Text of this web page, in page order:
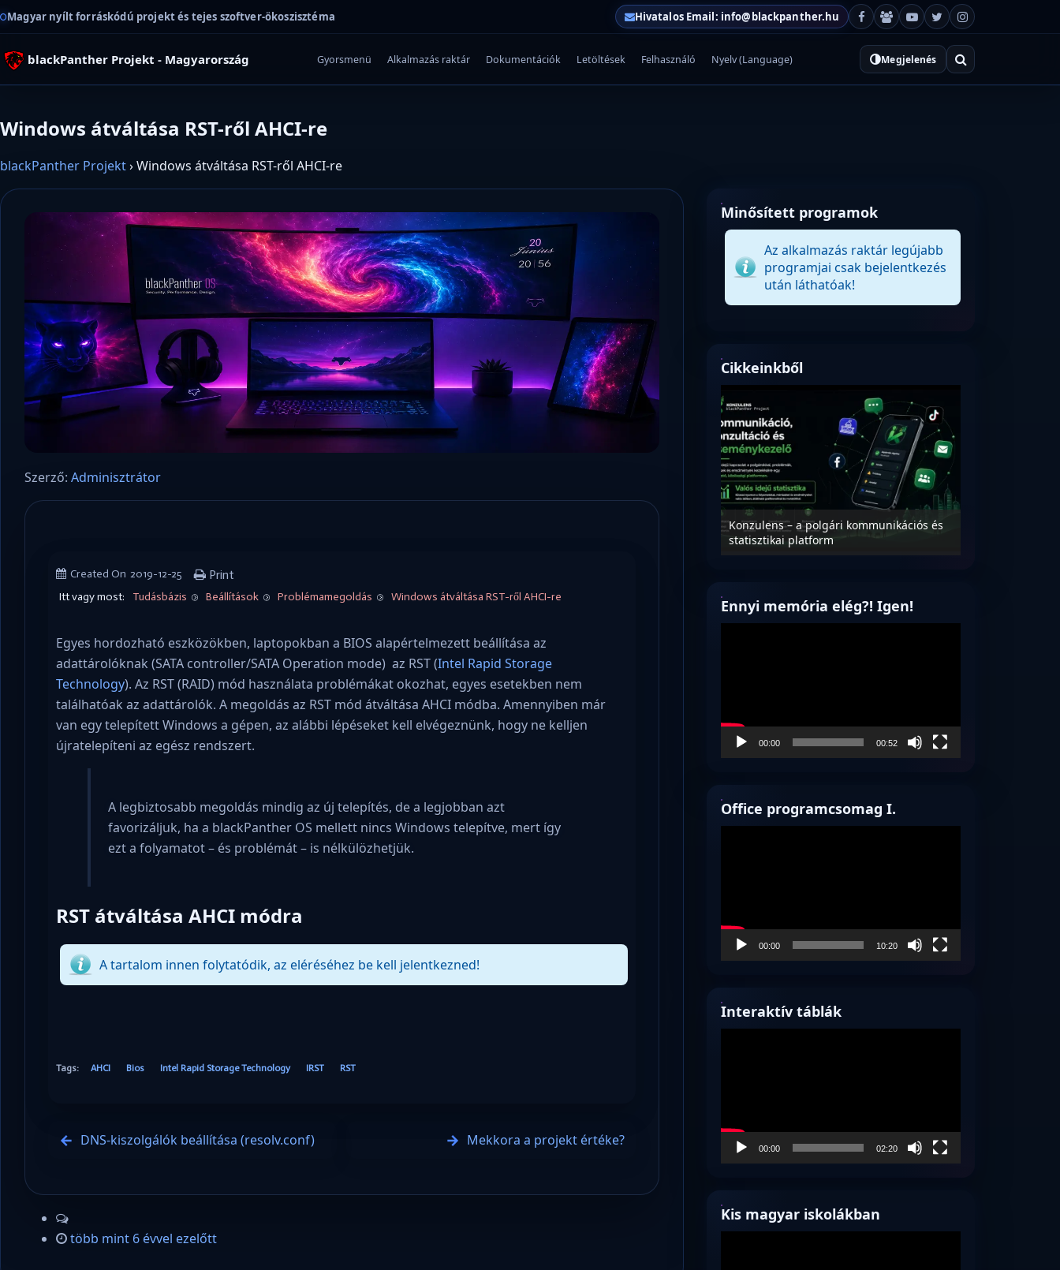
Magyar nyílt forráskódú projekt és tejes szoftver-ökoszisztéma Hivatalos Email: info@blackpanther.hu
blackPanther Projekt - Magyarország Gyorsmenü Alkalmazás raktár Dokumentációk Letöltések Felhasználó Nyelv (Language) Megjelenés
Windows átváltása RST-ről AHCI-re
blackPanther Projekt›Windows átváltása RST-ről AHCI-re
Szerző: Adminisztrátor
Created On 2019-12-25 Print
Itt vagy most: Tudásbázis Beállítások Problémamegoldás Windows átváltása RST-ről AHCI-re
Egyes hordozható eszközökben, laptopokban a BIOS alapértelmezett beállítása az
adattárolóknak (SATA controller/SATA Operation mode) az RST (Intel Rapid Storage
Technology). Az RST (RAID) mód használata problémákat okozhat, egyes esetekben nem
találhatóak az adattárolók. A megoldás az RST mód átváltása AHCI módba. Amennyiben már
van egy telepített Windows a gépen, az alábbi lépéseket kell elvégeznünk, hogy ne kelljen
újratelepíteni az egész rendszert.
A legbiztosabb megoldás mindig az új telepítés, de a legjobban azt
favorizáljuk, ha a blackPanther OS mellett nincs Windows telepítve, mert így
ezt a folyamatot – és problémát – is nélkülözhetjük.
RST átváltása AHCI módra
A tartalom innen folytatódik, az eléréséhez be kell jelentkezned!
Tags: AHCI Bios Intel Rapid Storage Technology IRST RST
DNS-kiszolgálók beállítása (resolv.conf) Mekkora a projekt értéke?
több mint 6 évvel ezelőtt
Minősített programok
Az alkalmazás raktár legújabb
programjai csak bejelentkezés
után láthatóak!
Cikkeinkből
Microsoft odaadta a kulcsokat a
Konzulens – a polgári kommunikációs és
statisztikai platform
Ennyi memória elég?! Igen!
00:00 00:52
Office programcsomag I.
00:00 10:20
Interaktív táblák
00:00 02:20
Kis magyar iskolákban